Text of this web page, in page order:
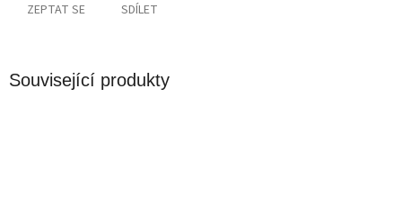
ZEPTAT SE SDÍLET
Související produkty